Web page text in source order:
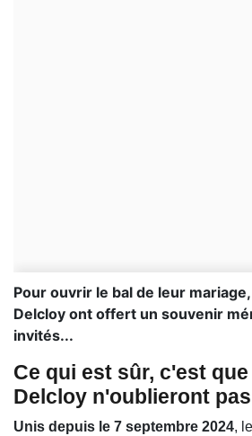
Pour ouvrir le bal de leur
Delcloy ont offert un souvenir
invités...
Ce qui est sûr, c'est que
Delcloy n'oublieront
Unis depuis le 7 septembre 2024,